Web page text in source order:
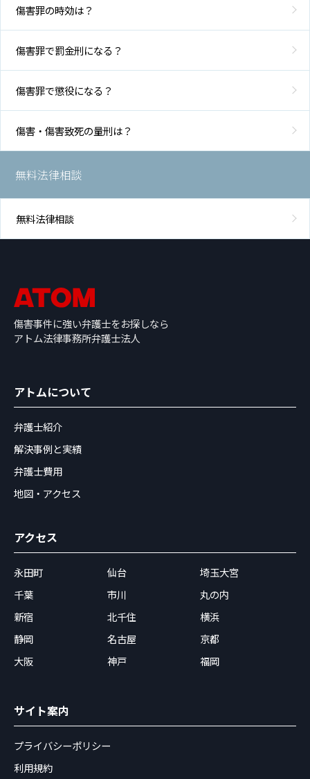
傷害罪の時効は？
傷害罪で罰金刑になる？
傷害罪で懲役になる？
傷害・傷害致死の量刑は？
無料法律相談
無料法律相談
傷害事件に強い弁護士をお探しなら
アトム法律事務所弁護士法人
アトムについて
弁護士紹介
解決事例と実績
弁護士費用
地図・アクセス
アクセス
永田町 仙台
埼玉大宮
千葉
市川
丸の内
新宿
北千住
横浜
静岡
名古屋
京都
大阪
神戸 福岡
サイト案内
プライバシーポリシー
利用規約